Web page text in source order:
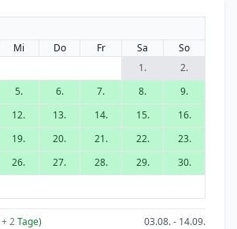
Mi Do Fr Sa
So
1.
2.
5. 6. 7. 8.
9.
12. 13. 14. 15.
16.
19. 20. 21. 22.
23.
26. 27. 28. 29.
30.
+ 2Tage) 03.08. - 14.09.